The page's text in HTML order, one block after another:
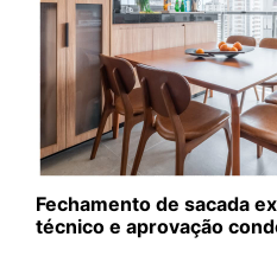
Fechamento de sacada
técnico e aprovação